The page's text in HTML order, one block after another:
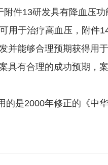
件13研发具有降血压
于治疗高血压，附件
能够合理预期获得用
有合理的成功预期，
2000年修正的《中华